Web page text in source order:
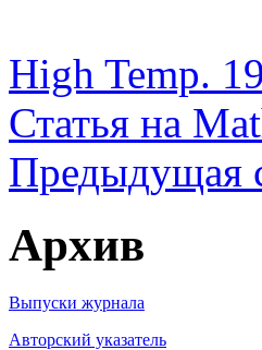
High Temp.
Статья на
Предыдущая
Архив
Выпуски журнала
Авторский указатель